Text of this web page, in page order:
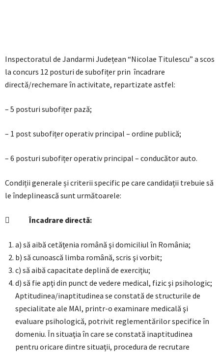
Inspectoratul de Jandarmi Județean “Nicolae Titulescu” a scos
la concurs 12 posturi de subofițer prin încadrare
directă/rechemare în activitate, repartizate astfel:
– 5 posturi subofițer pază;
– 1 post subofițer operativ principal – ordine publică;
– 6 posturi subofițer operativ principal – conducător auto.
Condiții generale și criterii specific pe care candidații trebuie să
le îndeplinească sunt următoarele:
Încadrare directă:
a) să aibă cetăţenia română şi domiciliul în România;
b) să cunoască limba română, scris şi vorbit;
c) să aibă capacitate deplină de exerciţiu;
d) să fie apţi din punct de vedere medical, fizic şi psihologic;
Aptitudinea/inaptitudinea se constată de structurile de
specialitate ale MAI, printr-o examinare medicală şi
evaluare psihologică, potrivit reglementărilor specifice în
domeniu. În situaţia în care se constată inaptitudinea
pentru oricare dintre situaţii, procedura de recrutare